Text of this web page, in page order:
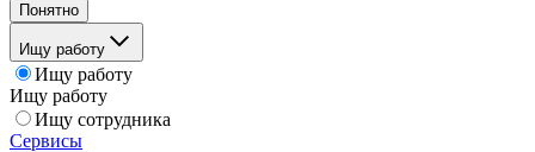
Понятно
Ищу работу
Ищу работу
Ищу работу
Ищу сотрудника
Сервисы